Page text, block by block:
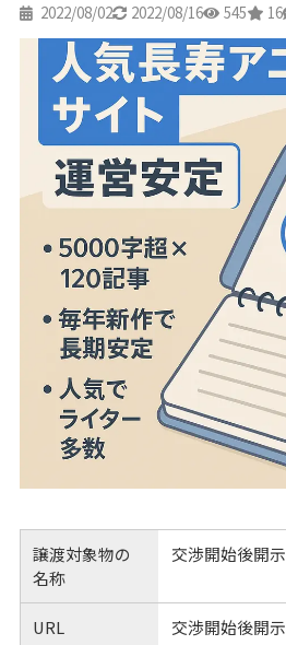
2022/08/02 2022/08/16 545 16
譲渡対象物の
名称
交渉開始後開示
URL 交渉開始後開示